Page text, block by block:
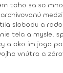
pomáha
vnútra a